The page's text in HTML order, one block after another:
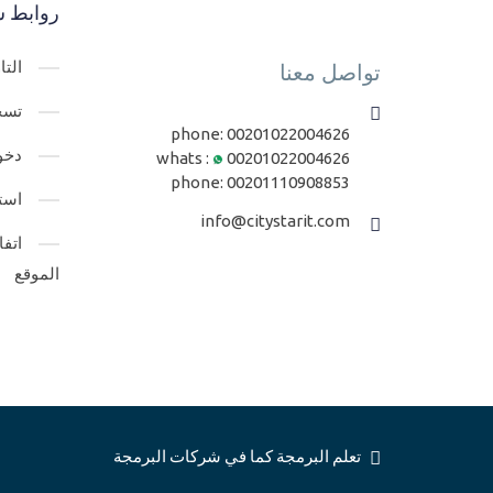
تواصل معنا
phone: 00201022004626
whats :
00201022004626
phone: 00201110908853
info@citystarit.com
روابط
الموقع
تعلم البرمجة كما في شركات البرمجة